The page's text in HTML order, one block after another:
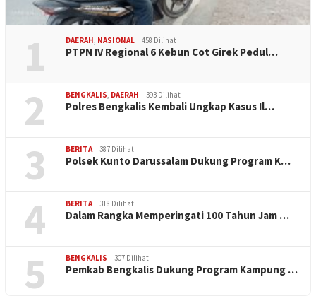
1 DAERAH, NASIONAL 458 Dilihat
PTPN IV Regional 6 Kebun Cot Girek Pedul…
2 BENGKALIS, DAERAH 393 Dilihat
Polres Bengkalis Kembali Ungkap Kasus Il…
3 BERITA 387 Dilihat
Polsek Kunto Darussalam Dukung Program K…
4 BERITA 318 Dilihat
Dalam Rangka Memperingati 100 Tahun Jam …
5 BENGKALIS 307 Dilihat
Pemkab Bengkalis Dukung Program Kampung …